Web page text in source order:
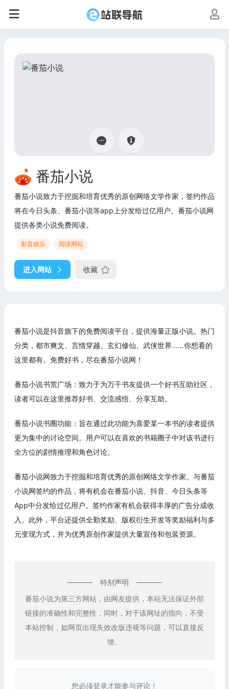
番茄小说
番茄小说致力于挖掘和培育优秀的原创网络文学作家，签约作品
将在今日头条、番茄小说等app上分发给过亿用户。番茄小说网
提供各类小说免费阅读。
影音娱乐 阅读网站
进入网站 收藏
番茄小说是抖音旗下的免费阅读平台，提供海量正版小说。热门
分类，都市爽文、言情穿越、玄幻修仙、武侠世界……你想看的
这里都有。免费好书，尽在番茄小说网！
番茄小说书荒广场：致力于为万千书友提供一个好书互助社区，
读者可以在这里推荐好书、交流感悟、分享互助。
番茄小说书圈功能：旨在通过此功能为喜爱某一本书的读者提供
更为集中的讨论空间。用户可以在喜欢的书籍圈子中对该书进行
全方位的剧情推理和角色讨论。
番茄小说网致力于挖掘和培育优秀的原创网络文学作家。与番茄
小说网签约的作品，将有机会在番茄小说、抖音、今日头条等
App中分发给过亿用户。签约作家有机会获得丰厚的广告分成收
入。此外，平台还提供全勤奖励、版权衍生开发等奖励福利与多
元变现方式，并为优秀原创作家提供大量宣传和包装资源。
特别声明
番茄小说为第三方网站，由网友提供，本站无法保证外部
链接的准确性和完整性，同时，对于该网址的指向，不受
本站控制，如网页出现失效改版违规等问题，可以直接反
馈。
您必须登录才能参与评论！